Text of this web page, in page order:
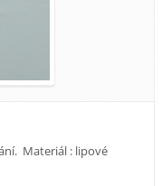
Materiál : lipové